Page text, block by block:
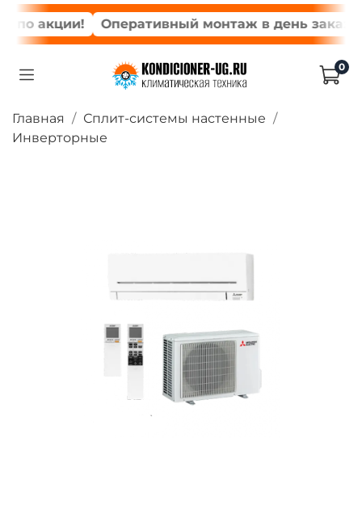
акции! Оперативный монтаж в день заказа*
0
Главная
Сплит-системы настенные
Инверторные